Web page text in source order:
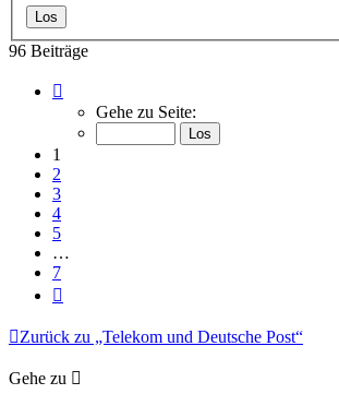
96 Beiträge
von
Gehe zu Seite:
1
2
3
4
5
…
7
Zurück zu „Telekom und Deutsche Post“
Gehe zu